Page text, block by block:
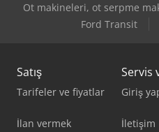
Ot makineleri, ot serpme
Ford Transit
Satış
Tarifeler ve fiyatlar
İlan vermek
Servis
Giriş
İletişim